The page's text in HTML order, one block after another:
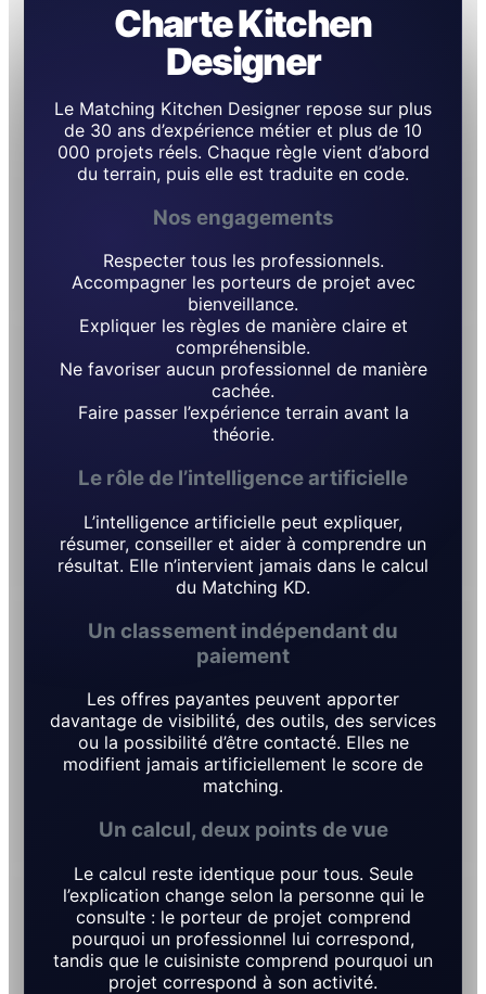
Charte Kitchen
Designer
Le Matching Kitchen Designer repose sur plus
de 30 ans d’expérience métier et plus de 10
000 projets réels. Chaque règle vient d’abord
du terrain, puis elle est traduite en code.
Nos engagements
Respecter tous les professionnels.
Accompagner les porteurs de projet avec
bienveillance.
Expliquer les règles de manière claire et
compréhensible.
Ne favoriser aucun professionnel de manière
cachée.
Faire passer l’expérience terrain avant la
théorie.
Le rôle de l’intelligence artificielle
L’intelligence artificielle peut expliquer,
résumer, conseiller et aider à comprendre un
résultat. Elle n’intervient jamais dans le calcul
du Matching KD.
Un classement indépendant du
paiement
Les offres payantes peuvent apporter
davantage de visibilité, des outils, des services
ou la possibilité d’être contacté. Elles ne
modifient jamais artificiellement le score de
matching.
Un calcul, deux points de vue
Le calcul reste identique pour tous. Seule
l’explication change selon la personne qui le
consulte : le porteur de projet comprend
pourquoi un professionnel lui correspond,
tandis que le cuisiniste comprend pourquoi un
projet correspond à son activité.